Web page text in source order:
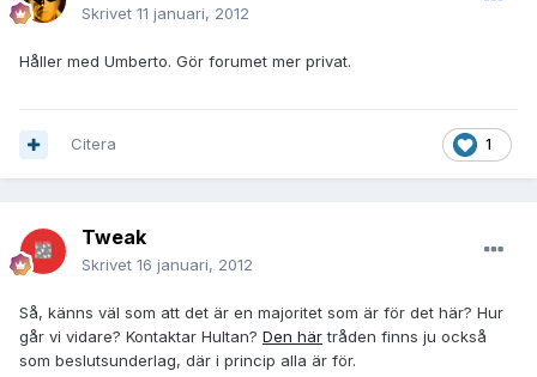
Skrivet 11 januari, 2012
Håller med Umberto. Gör forumet mer privat.
1
Citera
Tweak
Skrivet 16 januari, 2012
Så, känns väl som att det är en majoritet som är för det här? Hur
går vi vidare? Kontaktar Hultan? Den härtråden finns ju också
som beslutsunderlag, där i princip alla är för.